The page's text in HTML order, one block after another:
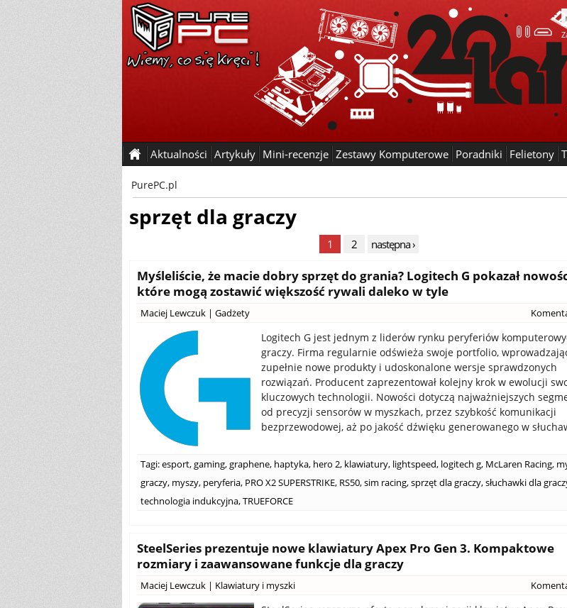
Aktualności Artykuły Mini-recenzje Zestawy Komputerowe Poradniki Felietony
PurePC.pl
sprzęt dla graczy
1 2 następna ›
Myśleliście, że macie dobry sprzęt do grania? Logitech G pokazał
które mogą zostawić większość rywali daleko w tyle
Maciej Lewczuk | Gadżety
Logitech G jest jednym z liderów rynku peryferiów
graczy. Firma regularnie odświeża swoje portfolio,
zupełnie nowe produkty i udoskonalone wersje sprawdzonych
rozwiązań. Producent zaprezentował kolejny krok w ewolucji
kluczowych technologii. Nowości dotyczą najważniejszych
od precyzji sensorów w myszkach, przez szybkość komunikacji
bezprzewodowej, aż po jakość dźwięku generowanego w
Tagi:esport,gaming,graphene, haptyka, hero 2, klawiatury, lightspeed, logitech g, McLaren Racing,
graczy, myszy, peryferia, PRO X2 SUPERSTRIKE, RS50,sim racing,sprzęt dla graczy,słuchawki dla
technologia indukcyjna,TRUEFORCE
SteelSeries prezentuje nowe klawiatury Apex Pro Gen 3. Kompaktowe
rozmiary i zaawansowane funkcje dla graczy
Maciej Lewczuk | Klawiatury i myszki